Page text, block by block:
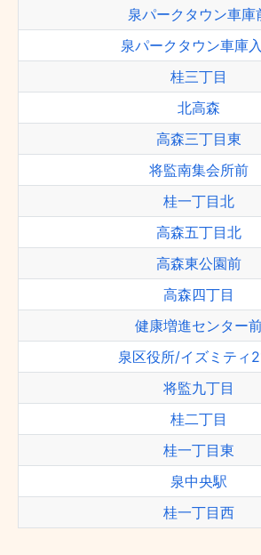
泉パークタウン車庫
泉パークタウン車庫
桂三丁目
北高森
高森三丁目東
将監南集会所前
桂一丁目北
高森五丁目北
高森東公園前
高森四丁目
健康増進センター
泉区役所/イズミティ
将監九丁目
桂二丁目
桂一丁目東
泉中央駅
桂一丁目西